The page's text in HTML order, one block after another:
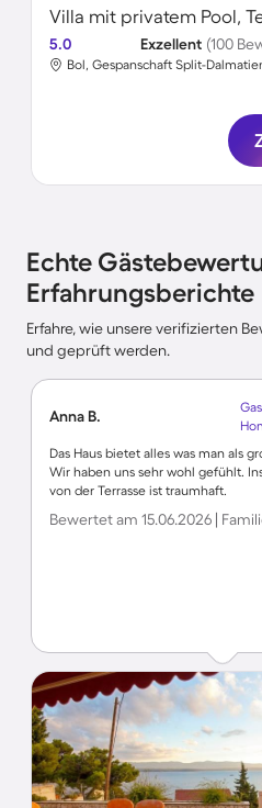
5.0 Exzellent (100
Bol, Gespanschaft Split-
Echte
Erfahrungsberichte
Erfahre, wie unsere verifizierten
und geprüft werden.
Anna B.
Das Haus bietet alles was man als
Wir haben uns sehr wohl gefühlt.
von der Terrasse ist traumhaft.
Bewertet am 15.06.2026 |